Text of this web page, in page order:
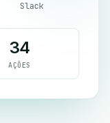
Slack
34
AÇÕES